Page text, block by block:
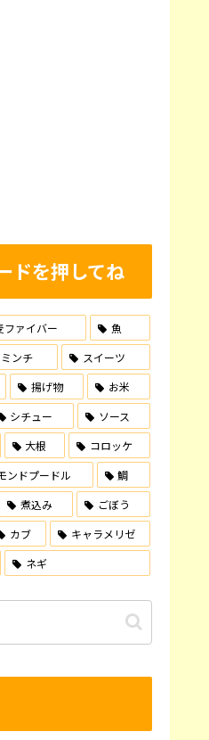
ドを押してね
ファイバー
魚
ミンチ
スイーツ
揚げ物
お米
シチュー
ソース
大根
コロッケ
ンドプードル
鯛
煮込み
ごぼう
カブ
キャラメリゼ
ネギ